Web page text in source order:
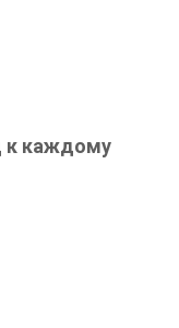
к каждому